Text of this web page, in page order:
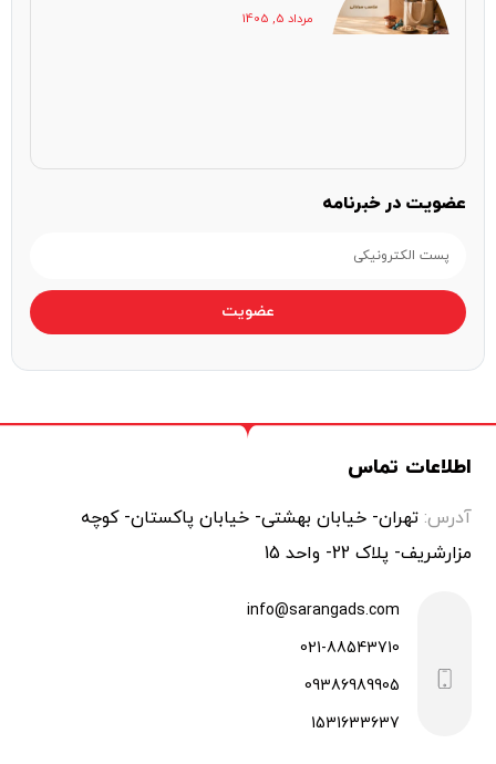
مرداد 5, 1405
عضویت در خبرنامه
عضویت
اطلاعات تماس
آدرس: تهران- خیابان بهشتی- خیابان پاکستان- کوچه
مزارشریف- پلاک 22- واحد 15
info@sarangads.com
021-88543710
09386989905
1531633637